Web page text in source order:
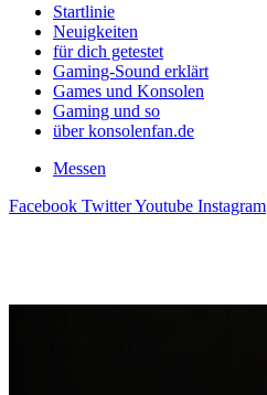
Startlinie
Neuigkeiten
für dich getestet
Gaming-Sound erklärt
Games und Konsolen
Gaming und so
über konsolenfan.de
Messen
Facebook TwitterYoutube Instagram